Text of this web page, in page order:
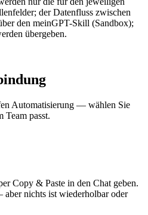
der Datenfluss zwischen
den meinGPT-Skill (Sandbox);
übergeben.
Automatisierung — wählen Sie
Team passt.
Copy & Paste in den Chat geben.
nichts ist wiederholbar oder